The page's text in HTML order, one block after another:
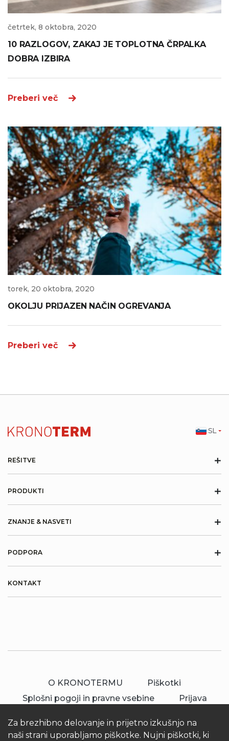
četrtek, 8 oktobra, 2020
10 RAZLOGOV, ZAKAJ JE TOPLOTNA ČRPALKA
DOBRA IZBIRA
Preberi več
torek, 20 oktobra, 2020
OKOLJU PRIJAZEN NAČIN OGREVANJA
Preberi več
Za brezhibno delovanje in prijetno izkušnjo na
naši strani uporabljamo piškotke. Nujni piškotki, ki
REŠITVE +
PRODUKTI +
ZNANJE & NASVETI +
PODPORA +
KONTAKT
O KRONOTERMU
Piškotki
Splošni pogoji in pravne vsebine
Prijava
SL